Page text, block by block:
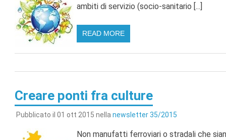
ambiti di servizio (socio-sanitario [...]
READ MORE
Creare ponti fra culture
Pubblicato il 01 ott 2015 nella newsletter 35/2015
Non manufatti ferroviari o stradali che